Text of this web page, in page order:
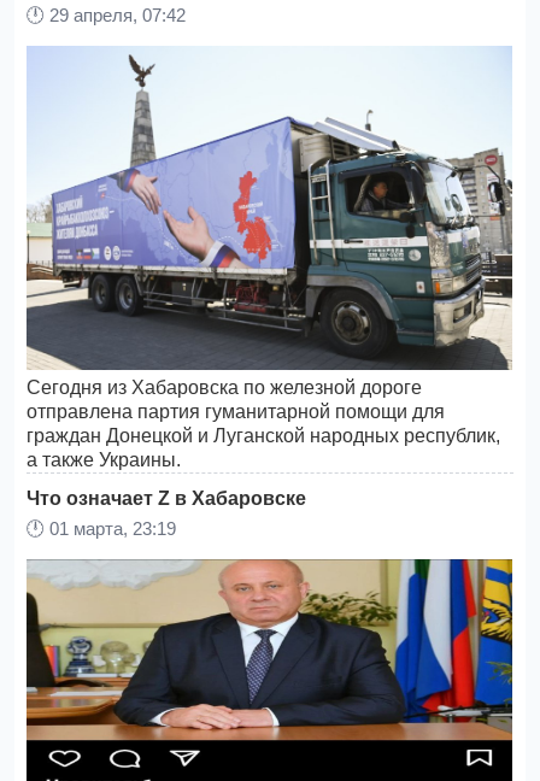
🕛 29 апреля, 07:42
Сегодня из Хабаровска по железной дороге
отправлена партия гуманитарной помощи для
граждан Донецкой и Луганской народных республик,
а также Украины.
Что означает Z в Хабаровске
🕛01 марта, 23:19